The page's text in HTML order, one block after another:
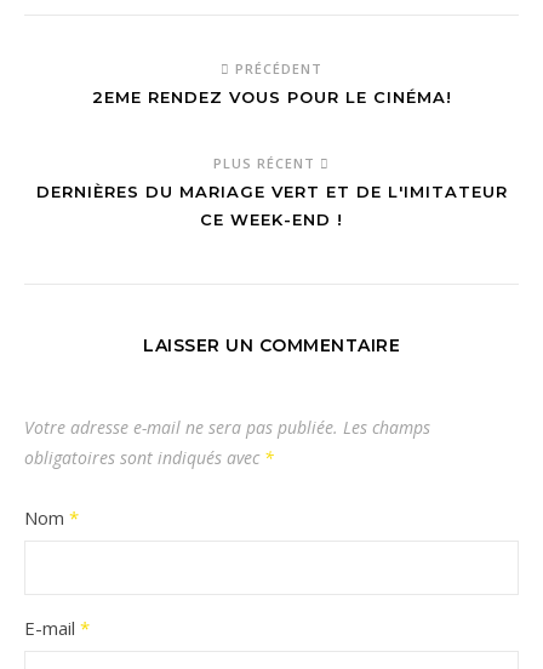
PRÉCÉDENT
2EME RENDEZ VOUS POUR LE CINÉMA!
PLUS RÉCENT
DERNIÈRES DU MARIAGE VERT ET DE L'IMITATEUR
CE WEEK-END !
LAISSER UN COMMENTAIRE
Votre adresse e-mail ne sera pas publiée. Les champs
obligatoires sont indiqués avec *
Nom *
E-mail *